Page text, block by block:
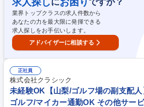
ト：コースや残り距離、パッティングラインのア
しやボールの探索などのサポートを行います■ゴ
ラウンド中、ディボット（芝生の傷んだ箇所）や
ン上のボール落下跡）の修復などを行います。 募集職種 未経験歓迎【北
海道ゴルフ倶楽部/キャディ】業績好調/業務後コ
業界トップクラスの求人件数から
あなたの力を最大限に発揮できる
求人探しをお手伝いします。
アドバイザーに相談する
正社員
株式会社クラシック
未経験OK【山梨/ゴルフ場の副支配
ゴルフ/マイカー通勤OK その他サー